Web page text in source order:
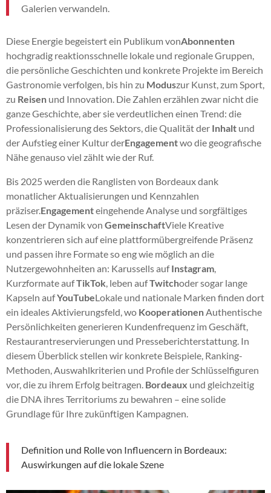
Galerien verwandeln.
Diese Energie begeistert ein Publikum vonAbonnenten
hochgradig reaktionsschnelle lokale und regionale Gruppen,
die persönliche Geschichten und konkrete Projekte im Bereich
Gastronomie verfolgen, bis hin zu Moduszur Kunst, zum Sport,
zu Reisen und Innovation. Die Zahlen erzählen zwar nicht die
ganze Geschichte, aber sie verdeutlichen einen Trend: die
Professionalisierung des Sektors, die Qualität der Inhalt und
der Aufstieg einer Kultur derEngagementwo die geografische
Nähe genauso viel zählt wie der Ruf.
Bis 2025 werden die Ranglisten von Bordeaux dank
monatlicher Aktualisierungen und Kennzahlen
präziser.Engagementeingehende Analyse und sorgfältiges
Lesen der Dynamik von GemeinschaftViele Kreative
konzentrieren sich auf eine plattformübergreifende Präsenz
und passen ihre Formate so eng wie möglich an die
Nutzergewohnheiten an: Karussells aufInstagram
Kurzformate aufTikTok , leben aufTwitchoder sogar lange
Kapseln aufYouTubeLokale und nationale Marken finden dort
ein ideales Aktivierungsfeld, wo Kooperationen Authentische
Persönlichkeiten generieren Kundenfrequenz im Geschäft,
Restaurantreservierungen und Presseberichterstattung. In
diesem Überblick stellen wir konkrete Beispiele, Ranking-
Methoden, Auswahlkriterien und Profile der Schlüsselfiguren
vor, die zu ihrem Erfolg beitragen. Bordeaux und gleichzeitig
die DNA ihres Territoriums zu bewahren – eine solide
Grundlage für Ihre zukünftigen Kampagnen.
Definition und Rolle von Influencern in Bordeaux:
Auswirkungen auf die lokale Szene